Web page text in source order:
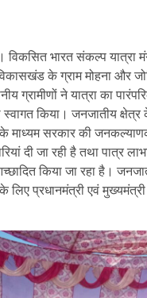
विकसित भारत संकल्प यात्रा
के ग्राम मोहना और
ग्रामीणों ने यात्रा का
किया। जनजातीय क्षेत्र
माध्यम सरकार की
दी जा रही है तथा पात्र
किया जा रहा है।
लिए प्रधानमंत्री एवं